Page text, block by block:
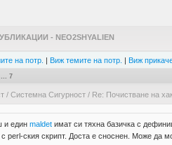
- NEO2SHYALIEN
на потр. | Виж темите на потр. | Виж
7
/ Системна Сигурност/ Re: Почистване на
и един maldetимат си тяхна базичка с
perl-ския скрипт. Доста е сноснен. Може да